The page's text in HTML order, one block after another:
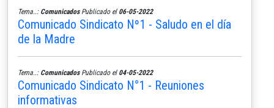
Tema..: ComunicadosPublicado el 06-05-2022
Comunicado Sindicato Nº1 - Saludo en el día
de la Madre
Tema..: ComunicadosPublicado el 04-05-2022
Comunicado Sindicato N°1 - Reuniones
informativas